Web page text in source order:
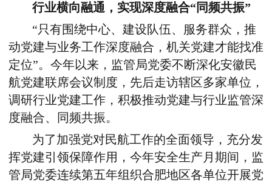
行业横向融通，实现深度融合“同频共振”
“只有围绕中心、建设队伍、服务群众，推
动党建与业务工作深度融合，机关党建才能找准
定位”。今年以来，监管局党委不断深化安徽民
航党建联席会议制度，先后走访辖区多家单位，
调研行业党建工作，积极推动党建与行业监管深
度融合、同频共振。
为了加强党对民航工作的全面领导，充分发
挥党建引领保障作用，今年安全生产月期间，监
管局党委连续第五年组织合肥地区各单位开展党